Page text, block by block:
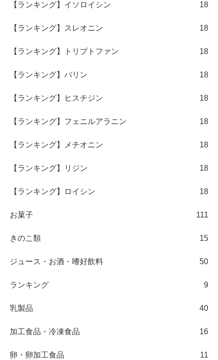
【ランキング】イソロイシン 18
【ランキング】スレオニン 18
【ランキング】トリプトファン 18
【ランキング】バリン 18
【ランキング】ヒスチジン 18
【ランキング】フェニルアラニン 18
【ランキング】メチオニン 18
【ランキング】リジン 18
【ランキング】ロイシン 18
お菓子 111
きのこ類 15
ジュース・お酒・嗜好飲料 50
ランキング 9
乳製品 40
加工食品・冷凍食品 16
卵・卵加工食品 11